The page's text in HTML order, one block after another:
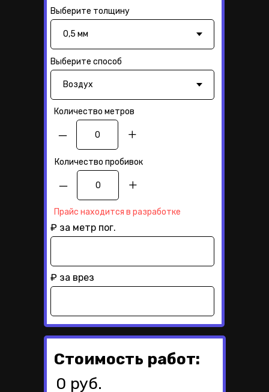
Выберите толщину
Выберите способ
Количество метров
– +
Количество пробивок
– +
₽ за метр пог.
₽ за врез
Прайс находится в разработке
0 руб.
Стоимость работ: